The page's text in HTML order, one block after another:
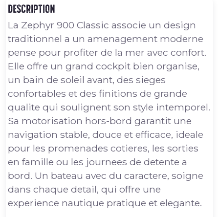
Description
La Zephyr 900 Classic associe un design
traditionnel a un amenagement moderne
pense pour profiter de la mer avec confort.
Elle offre un grand cockpit bien organise,
un bain de soleil avant, des sieges
confortables et des finitions de grande
qualite qui soulignent son style intemporel.
Sa motorisation hors-bord garantit une
navigation stable, douce et efficace, ideale
pour les promenades cotieres, les sorties
en famille ou les journees de detente a
bord. Un bateau avec du caractere, soigne
dans chaque detail, qui offre une
experience nautique pratique et elegante.